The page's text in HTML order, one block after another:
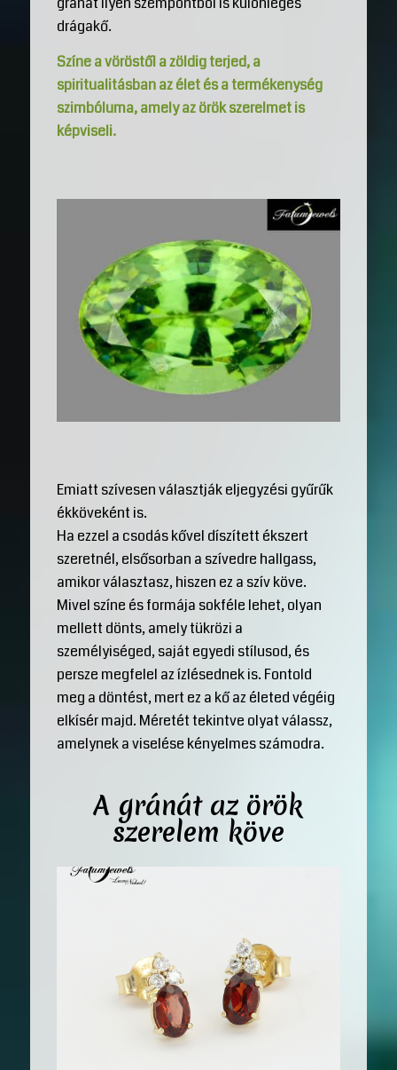
drágakő.
Színe a vöröstől a zöldig terjed, a
spiritualitásban az élet és a termékenység
szimbóluma, amely az örök szerelmet is
képviseli.
Emiatt szívesen választják eljegyzési gyűrűk
ékköveként is.
Ha ezzel a csodás kővel díszített ékszert
szeretnél, elsősorban a szívedre hallgass,
amikor választasz, hiszen ez a szív köve.
Mivel színe és formája sokféle lehet, olyan
mellett dönts, amely tükrözi a
személyiséged, saját egyedi stílusod, és
persze megfelel az ízlésednek is. Fontold
meg a döntést, mert ez a kő az életed végéig
elkísér majd. Méretét tekintve olyat válassz,
amelynek a viselése kényelmes számodra.
A gránát az örök
szerelem köve